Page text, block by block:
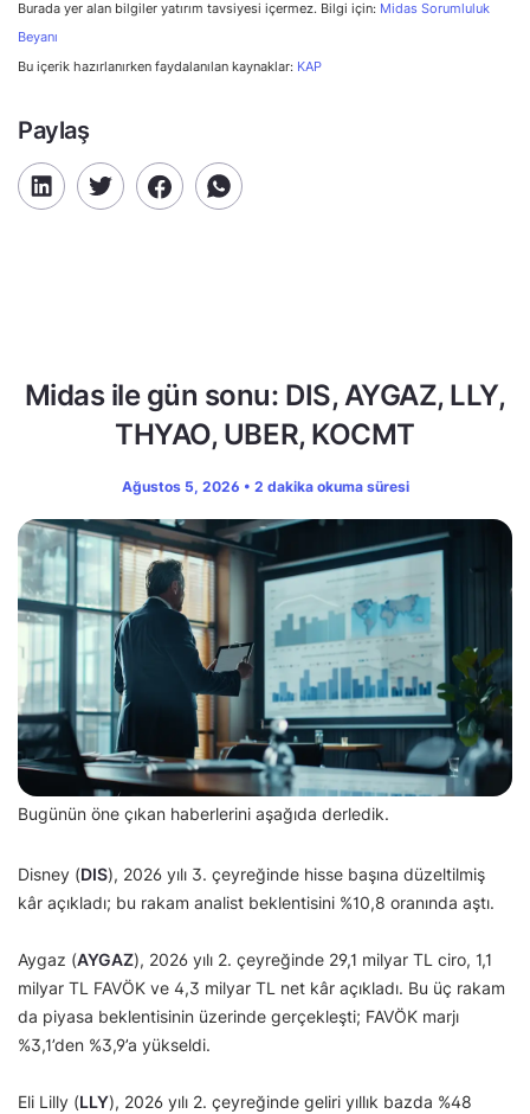
Burada yer alan bilgiler yatırım tavsiyesi içermez. Bilgi için: Midas Sorumluluk
Beyanı
Bu içerik hazırlanırken faydalanılan kaynaklar: KAP
Paylaş
Midas ile gün sonu: DIS, AYGAZ, LLY,
THYAO, UBER, KOCMT
Ağustos 5, 2026 • 2 dakika okuma süresi
Bugünün öne çıkan haberlerini aşağıda derledik.
Disney (DIS), 2026 yılı 3. çeyreğinde hisse başına düzeltilmiş
kâr açıkladı; bu rakam analist beklentisini %10,8 oranında aştı.
Aygaz (AYGAZ), 2026 yılı 2. çeyreğinde 29,1 milyar TL ciro, 1,1
milyar TL FAVÖK ve 4,3 milyar TL net kâr açıkladı. Bu üç rakam
da piyasa beklentisinin üzerinde gerçekleşti; FAVÖK marjı
%3,1’den %3,9’a yükseldi.
Eli Lilly (LLY), 2026 yılı 2. çeyreğinde geliri yıllık bazda %48